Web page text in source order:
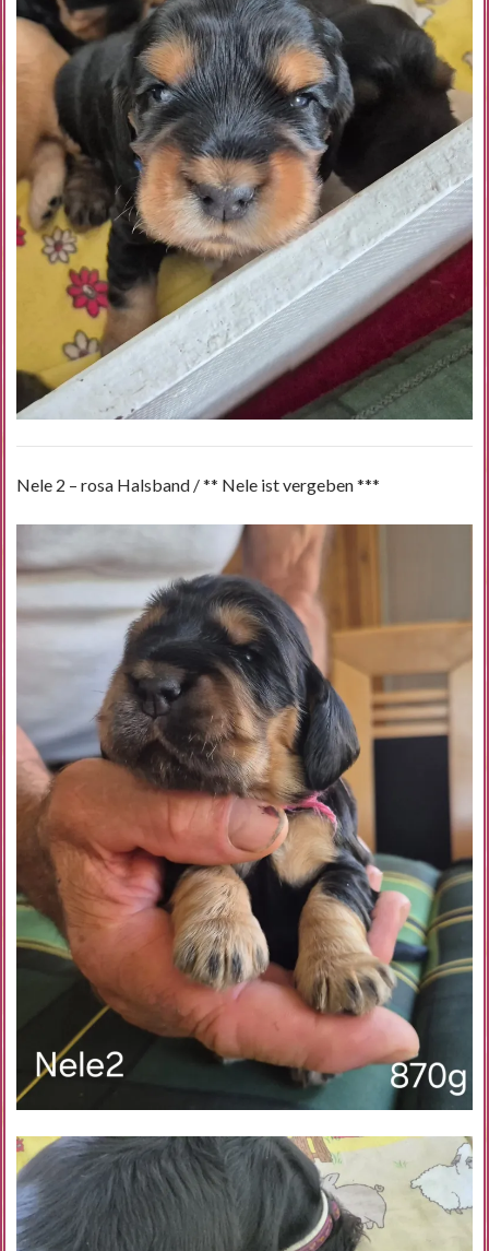
Nele 2 – rosa Halsband / ** Nele ist vergeben ***